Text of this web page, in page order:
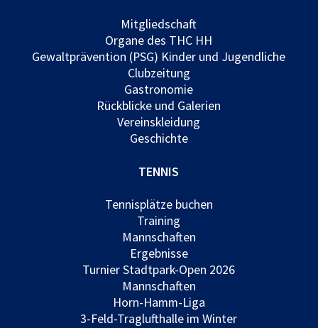
Mitgliedschaft
Organe des THC HH
Gewaltprävention (PSG) Kinder und Jugendliche
Clubzeitung
Gastronomie
Rückblicke und Galerien
Vereinskleidung
Geschichte
TENNIS
Tennisplätze buchen
Training
Mannschaften
Ergebnisse
Turnier Stadtpark-Open 2026
Mannschaften
Horn-Hamm-Liga
3-Feld-Traglufthalle im Winter